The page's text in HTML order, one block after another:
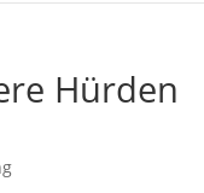
Hürden